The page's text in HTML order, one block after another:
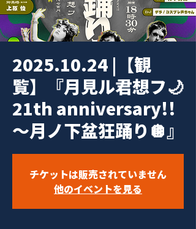
2025.10.24 |【観
覧】『月見ル君想フ🌙
21th anniversary!!
〜月ノ下盆狂踊り🪩』
チケットは販売されていません
他のイベントを見る